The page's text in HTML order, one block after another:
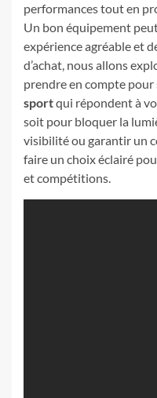
performances tout en
Un bon équipement
expérience agréable et
d’achat, nous allons
prendre en compte
sportqui répondent à
soit pour bloquer la
visibilité ou garantir un
faire un choix éclairé
et compétitions.